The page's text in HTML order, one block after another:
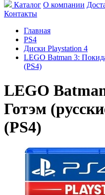
Каталог О компании
Контакты
Главная
PS4
Диски Playstation 4
LEGO Batman 3:
(PS4)
LEGO
Готэм
(PS4)